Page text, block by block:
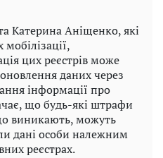
Катерина Аніщенко, які
цих реєстрів може
даних через
інформації про
що будь-які штрафи
виникають, можуть
дані особи належним
реєстрах.